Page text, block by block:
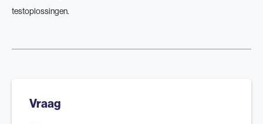
testoplossingen.
Vraag